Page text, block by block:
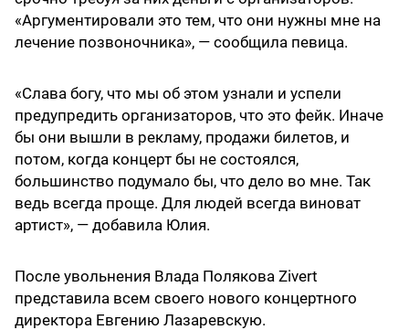
«Аргументировали это тем, что они нужны мне на
лечение позвоночника», — сообщила певица.
«Слава богу, что мы об этом узнали и успели
предупредить организаторов, что это фейк. Иначе
бы они вышли в рекламу, продажи билетов, и
потом, когда концерт бы не состоялся,
большинство подумало бы, что дело во мне. Так
ведь всегда проще. Для людей всегда виноват
артист», — добавила Юлия.
После увольнения Влада Полякова Zivert
представила всем своего нового концертного
директора Евгению Лазаревскую.